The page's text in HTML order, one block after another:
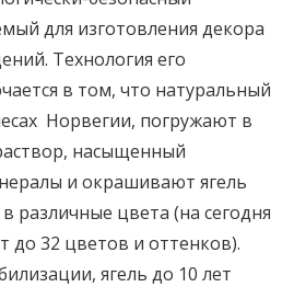
для изготовления декора
Технология его
в том, что натуральный
Норвегии, погружают в
насыщенный
и окрашивают ягель
различные цвета (на сегодня
до 32 цветов и оттенков).
ягель до 10 лет